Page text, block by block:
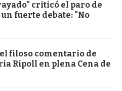
criticó el paro de
fuerte debate: "No
filoso comentario de
Ripoll en plena Cena de